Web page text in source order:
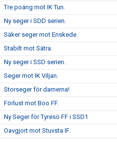
Tre poäng mot IK Tun.
Ny seger i SDD serien.
Säker seger mot Enskede.
Stabilt mot Sätra.
Ny seger i SSD serien.
Seger mot IK Viljan.
Storseger för damerna!
Förlust mot Boo FF.
Ny Seger för Tyresö FF i SSD1
Oavgjort mot Stuvsta IF.